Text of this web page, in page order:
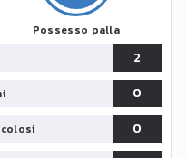
Possesso palla
2
0
0